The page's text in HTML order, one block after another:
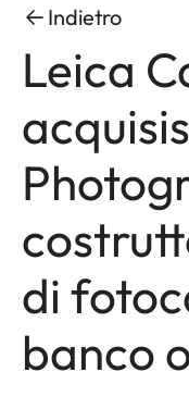
Indietro
Leica
di
banco